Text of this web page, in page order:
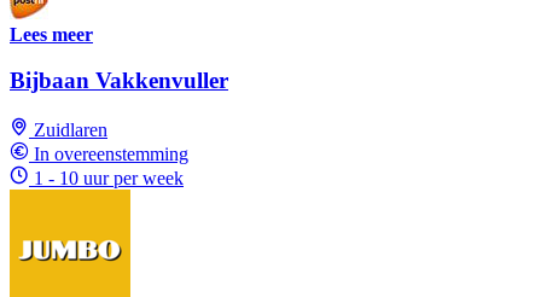
Lees meer
Bijbaan Vakkenvuller
Zuidlaren
In overeenstemming
1 - 10 uur per week